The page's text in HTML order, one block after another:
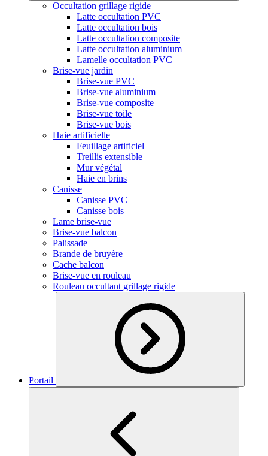
Occultation grillage rigide
Latte occultation PVC
Latte occultation bois
Latte occultation composite
Latte occultation aluminium
Lamelle occultation PVC
Brise-vue jardin
Brise-vue PVC
Brise-vue aluminium
Brise-vue composite
Brise-vue toile
Brise-vue bois
Haie artificielle
Feuillage artificiel
Treillis extensible
Mur végétal
Haie en brins
Canisse
Canisse PVC
Canisse bois
Lame brise-vue
Brise-vue balcon
Palissade
Brande de bruyère
Cache balcon
Brise-vue en rouleau
Rouleau occultant grillage rigide
Portail